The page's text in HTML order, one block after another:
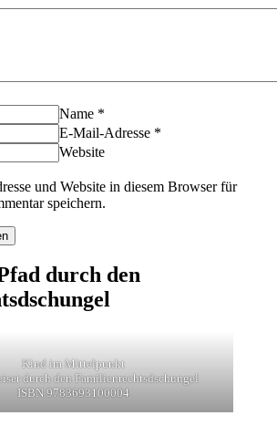
Name *
E-Mail-Adresse *
Website
und Website in diesem Browser für
speichern.
durch den
Kind im Mittelpunkt
durch den Familienrechtsdschungel
ISBN 9783693100004